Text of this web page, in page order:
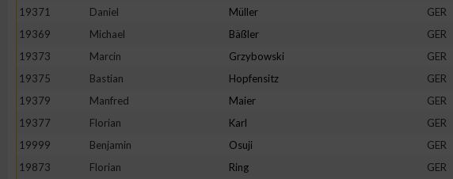
19371
Daniel Müller GER
19369
Michael Bäßler GER
19373
Marcin Grzybowski GER
19375
Bastian Hopfensitz GER
19379
Manfred Maier GER
19377
Florian Karl GER
19999
Benjamin Osuji GER
19873
Florian Ring GER